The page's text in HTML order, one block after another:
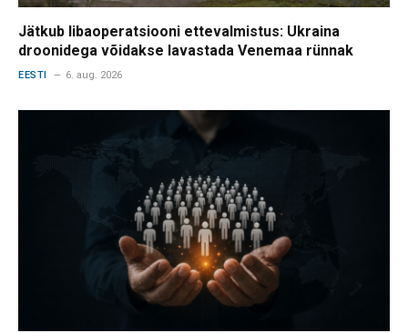
Jätkub libaoperatsiooni ettevalmistus: Ukraina
droonidega võidakse lavastada Venemaa rünnak
EESTI 6. aug. 2026